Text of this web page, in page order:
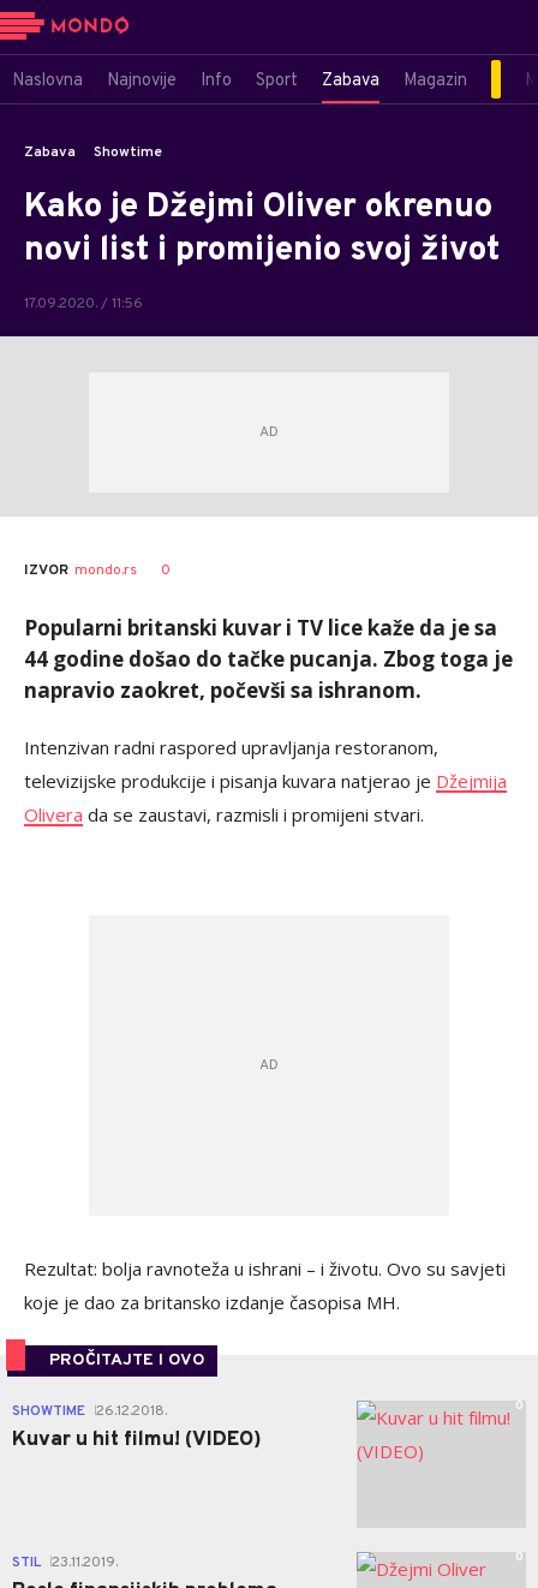
Naslovna Najnovije Info Sport Zabava Magazin
Zabava Showtime
Kako je Džejmi Oliver okrenuo
novi list i promijenio svoj život
17.09.2020. / 11:56
IZVOR mondo.rs 0
Popularni britanski kuvar i TV lice kaže da je sa
44 godine došao do tačke pucanja. Zbog toga je
napravio zaokret, počevši sa ishranom.
Intenzivan radni raspored upravljanja restoranom,
televizijske produkcije i pisanja kuvara natjerao je Džejmija
Olivera da se zaustavi, razmisli i promijeni stvari.
Rezultat: bolja ravnoteža u ishrani – i životu. Ovo su savjeti
koje je dao za britansko izdanje časopisa MH.
PROČITAJTE I OVO
SHOWTIME 26.12.2018.
Kuvar u hit filmu! (VIDEO)
0
STIL 23.11.2019. 0